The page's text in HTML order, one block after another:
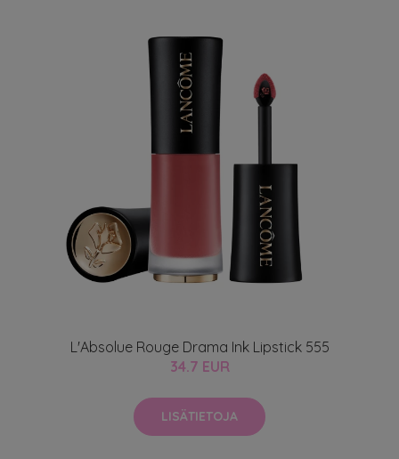
L'Absolue Rouge Drama Ink Lipstick 555
34.7 EUR
LISÄTIETOJA